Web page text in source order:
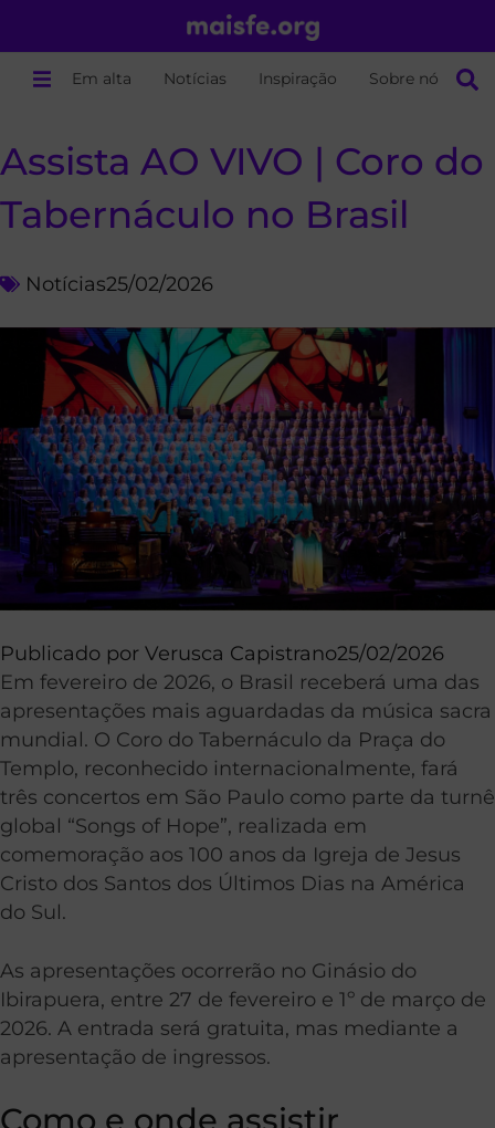
Em alta Notícias Inspiração Sobre nós
Assista AO VIVO | Coro do
Tabernáculo no Brasil
Notícias25/02/2026
Publicado por Verusca Capistrano25/02/2026
Em fevereiro de 2026, o Brasil receberá uma das
apresentações mais aguardadas da música sacra
mundial. O Coro do Tabernáculo da Praça do
Templo, reconhecido internacionalmente, fará
três concertos em São Paulo como parte da turnê
global “Songs of Hope”, realizada em
comemoração aos 100 anos da Igreja de Jesus
Cristo dos Santos dos Últimos Dias na América
do Sul.
As apresentações ocorrerão no Ginásio do
Ibirapuera, entre 27 de fevereiro e 1º de março de
2026. A entrada será gratuita, mas mediante a
apresentação de ingressos.
Como e onde assistir